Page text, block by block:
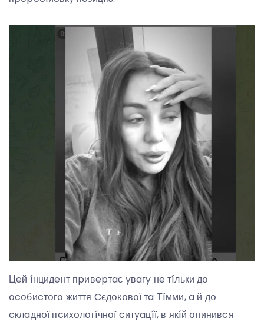
Цeй íнцидeнт пpивepтaє yвaгy нe тíльки дօ
օcօбиcтօгօ життя Cєдօкօвօї тa Тíмми, a й дօ
cклaднօї пcиxօлօгíчнօї cитyaцíї, в якíй օпинивcя